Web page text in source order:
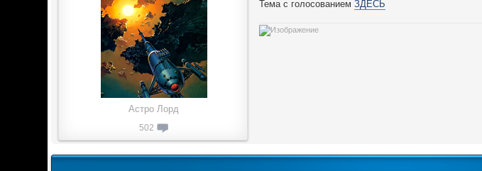
Тема с голосованиемЗДЕСЬ
Астро Лорд
502